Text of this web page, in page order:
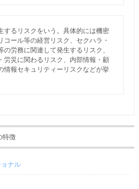
するリスクをいう。具体的には機密
コール等の経営リスク、セクハラ・
労務に関連して発生するリスク、
労災に関わるリスク、内部情報・顧
情報セキュリティーリスクなどが挙
特徴
ナル